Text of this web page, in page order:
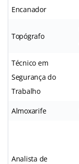
Encanador
Topógrafo
Técnico em
Segurança do
Trabalho
Almoxarife
Analista de